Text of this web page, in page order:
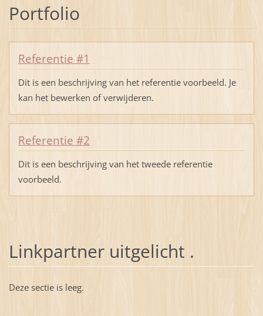
Portfolio
Referentie #1
Dit is een beschrijving van het referentie voorbeeld. Je
kan het bewerken of verwijderen.
Referentie #2
Dit is een beschrijving van het tweede referentie
voorbeeld.
Linkpartner uitgelicht .
Deze sectie is leeg.